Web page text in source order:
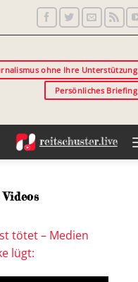
ohne Ihre Unterstützung
Persönliches Briefing
tötet – Medien
lügt: